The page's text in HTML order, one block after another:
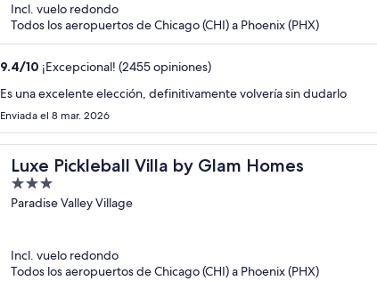
Incl. vuelo redondo
Todos los aeropuertos de Chicago (CHI) a Phoenix (PHX)
9.4/10 ¡Excepcional! (2455 opiniones)
Es una excelente elección, definitivamente volvería sin dudarlo
Enviada el 8 mar. 2026
Luxe Pickleball Villa by Glam Homes
3
out
Paradise Valley Village
Incl. vuelo redondo
Todos los aeropuertos de Chicago (CHI) a Phoenix (PHX)